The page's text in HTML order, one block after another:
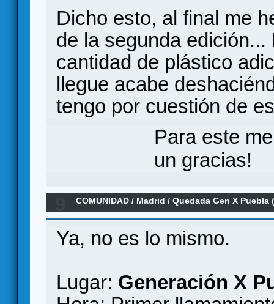
Dicho esto, al final me
de la segunda
cantidad de plástico
llegue acabe
tengo por cuestión de
Para este
un gracias!
COMUNIDAD / Madrid /Quedada Gen X Puebla
Ya, no es lo mismo.
Lugar: Generación X